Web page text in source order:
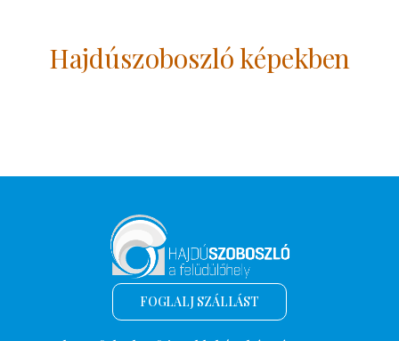
Hajdúszoboszló képekben
FOGLALJ SZÁLLÁST